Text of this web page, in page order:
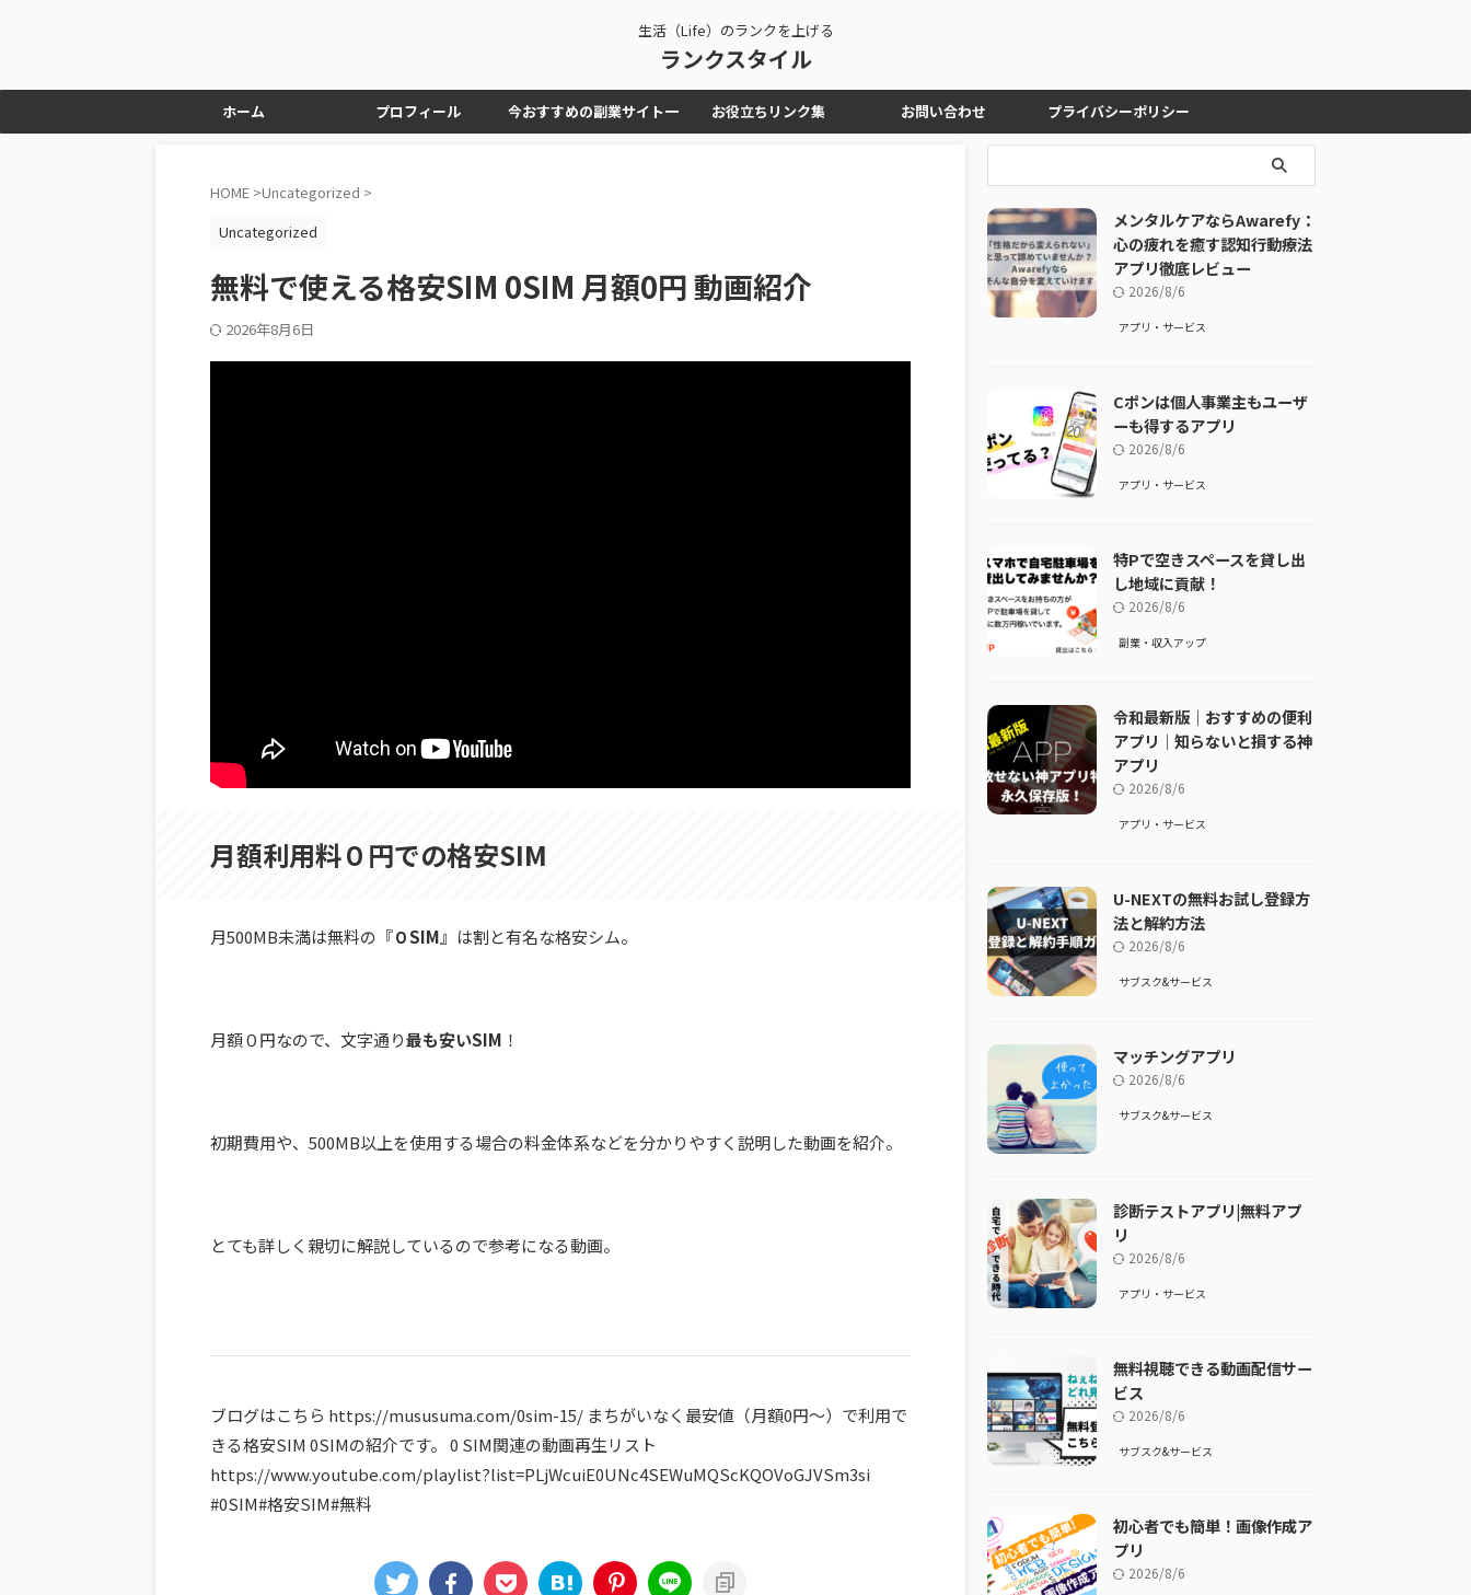
生活（Life）のランクを上げる
ランクスタイル
ホーム プロフィール 今おすすめの副業サイト一 お役立ちリンク集 お問い合わせ プライバシーポリシー
HOME >Uncategorized >
Uncategorized
無料で使える格安SIM 0SIM 月額0円 動画紹介
2026年8月6日
月額利用料０円での格安SIM
月500MB未満は無料の『０SIM』は割と有名な格安シム。
月額０円なので、文字通り最も安いSIM ！
初期費用や、500MB以上を使用する場合の料金体系などを分かりやすく説明した動画を紹介。
とても詳しく親切に解説しているので参考になる動画。
ブログはこちら https://mususuma.com/0sim-15/ まちがいなく最安値（月額0円～）で利用で
きる格安SIM 0SIMの紹介です。 0 SIM関連の動画再生リスト
https://www.youtube.com/playlist?list=PLjWcuiE0UNc4SEWuMQScKQOVoGJVSm3si
#0SIM#格安SIM#無料
メンタルケアならAwarefy：
心の疲れを癒す認知行動療法
アプリ徹底レビュー
2026/8/6
アプリ・サービス
Cポンは個人事業主もユーザ
ーも得するアプリ
2026/8/6
アプリ・サービス
特Pで空きスペースを貸し出
し地域に貢献！
2026/8/6
副業・収入アップ
令和最新版｜おすすめの便利
アプリ｜知らないと損する神
アプリ
2026/8/6
アプリ・サービス
U-NEXTの無料お試し登録方
法と解約方法
2026/8/6
サブスク&サービス
マッチングアプリ
2026/8/6
サブスク&サービス
診断テストアプリ|無料アプ
リ
2026/8/6
アプリ・サービス
無料視聴できる動画配信サー
ビス
2026/8/6
サブスク&サービス
初心者でも簡単！画像作成ア
プリ
2026/8/6